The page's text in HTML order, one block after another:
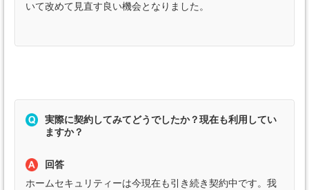
いて改めて見直す良い機会となりました。
実際に契約してみてどうでしたか？現在も利用してい
ますか？
回答
ホームセキュリティーは今現在も引き続き契約中です。我